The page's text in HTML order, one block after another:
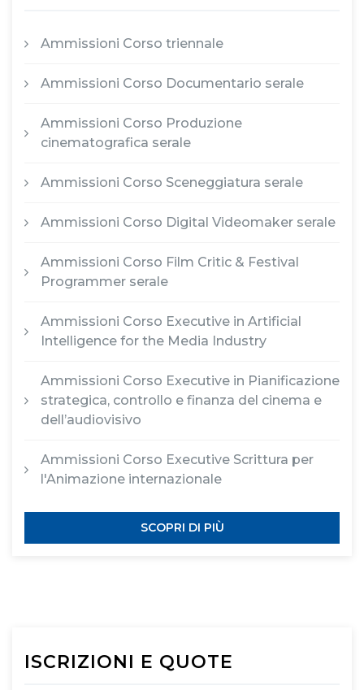
Ammissioni Corso triennale
Ammissioni Corso Documentario serale
Ammissioni Corso Produzione
cinematografica serale
Ammissioni Corso Sceneggiatura serale
Ammissioni Corso Digital Videomaker serale
Ammissioni Corso Film Critic & Festival
Programmer serale
Ammissioni Corso Executive in Artificial
Intelligence for the Media Industry
Ammissioni Corso Executive in Pianificazione
strategica, controllo e finanza del cinema e
dell’audiovisivo
Ammissioni Corso Executive Scrittura per
l'Animazione internazionale
SCOPRI DI PIÙ
ISCRIZIONI E QUOTE